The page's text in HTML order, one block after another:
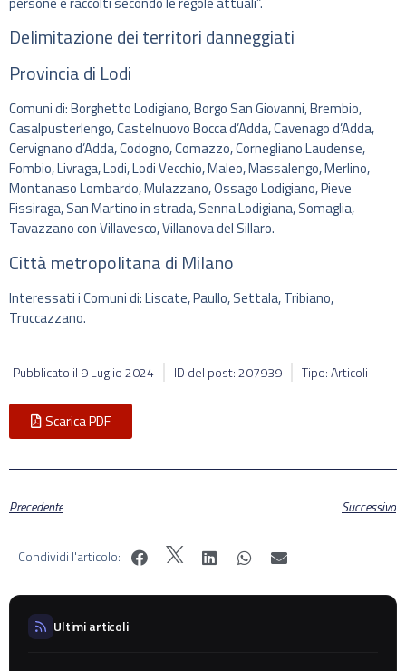
Delimitazione dei territori danneggiati
Provincia di Lodi
Comuni di: Borghetto Lodigiano, Borgo San Giovanni, Brembio,
Casalpusterlengo, Castelnuovo Bocca d’Adda, Cavenago d’Adda,
Cervignano d’Adda, Codogno, Comazzo, Cornegliano Laudense,
Fombio, Livraga, Lodi, Lodi Vecchio, Maleo, Massalengo, Merlino,
Montanaso Lombardo, Mulazzano, Ossago Lodigiano, Pieve
Fissiraga, San Martino in strada, Senna Lodigiana, Somaglia,
Tavazzano con Villavesco, Villanova del Sillaro.
Città metropolitana di Milano
Interessati i Comuni di: Liscate, Paullo, Settala, Tribiano,
Truccazzano.
Pubblicato il 9 Luglio 2024 ID del post: 207939 Tipo: Articoli
Scarica PDF
Precedente Successivo
Condividi l'articolo:
Ultimi articoli